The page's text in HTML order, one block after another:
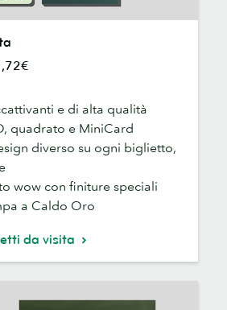
e di alta qualità
quadrato e MiniCard
diverso su ogni biglietto,
wow con finiture speciali
a Caldo Oro
da visita